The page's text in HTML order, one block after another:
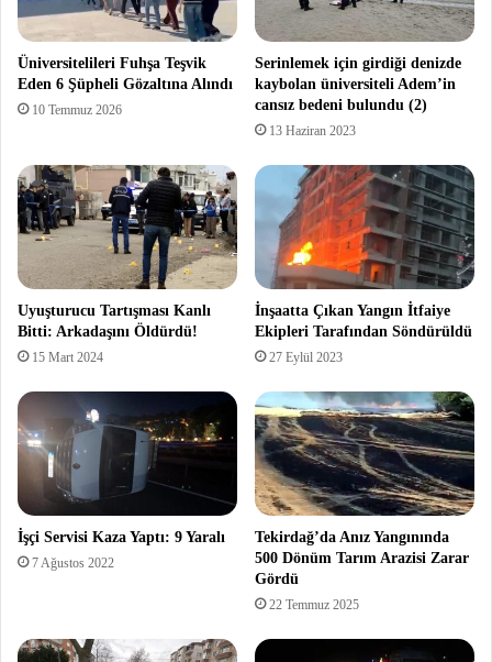
Üniversitelileri Fuhşa Teşvik
Eden 6 Şüpheli Gözaltına Alındı
10 Temmuz 2026
Serinlemek için girdiği denizde
kaybolan üniversiteli Adem’in
cansız bedeni bulundu (2)
13 Haziran 2023
Uyuşturucu Tartışması Kanlı
Bitti: Arkadaşını Öldürdü!
15 Mart 2024
İnşaatta Çıkan Yangın İtfaiye
Ekipleri Tarafından Söndürüldü
27 Eylül 2023
İşçi Servisi Kaza Yaptı: 9 Yaralı
7 Ağustos 2022
Tekirdağ’da Anız Yangınında
500 Dönüm Tarım Arazisi Zarar
Gördü
22 Temmuz 2025